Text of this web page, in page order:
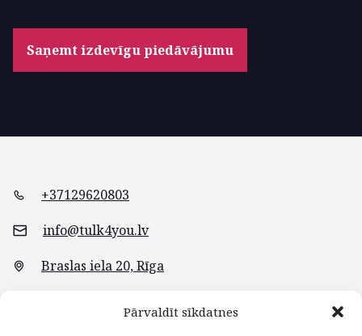
Pārvaldīt sīkdatnes
Saņemt izdevīgu piedāvājumu
+37129620803
info@tulk4you.lv
Braslas iela 20, Rīga